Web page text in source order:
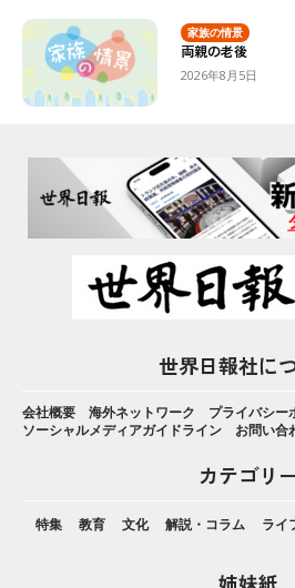
家族の情景
両親の老後
2026年8月5日
世界日報社に
会社概要 海外ネットワーク
プライバシー
ソーシャルメディアガイドライン
お問い合
カテゴリ
特集 教育 文化 解説・コラム ライ